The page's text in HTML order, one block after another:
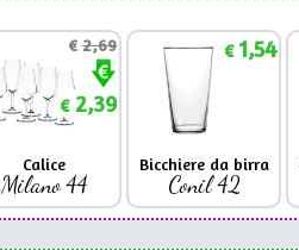
€2,69
€2,39
Calice
Milano 44
€1,54
Bicchiere da birra
Conil 42